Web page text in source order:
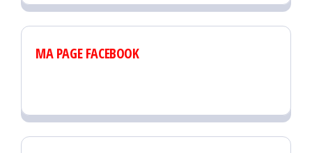
MA PAGE FACEBOOK